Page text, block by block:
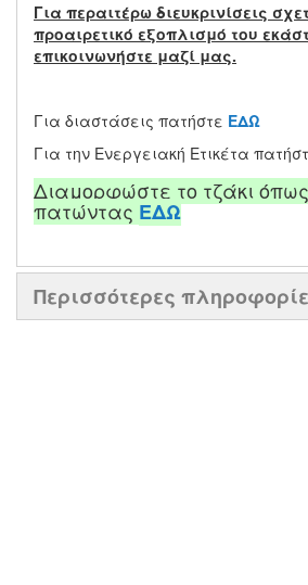
Για περαιτέρω διευκρινίσεις
προαιρετικό εξοπλισμό του
επικοινωνήστε μαζί μας.
Για διαστάσεις πατήστε ΕΔΩ
Για την Ενεργειακή Ετικέτα
Διαμορφώστε το τζάκι
πατώντας ΕΔΩ
Περισσότερες